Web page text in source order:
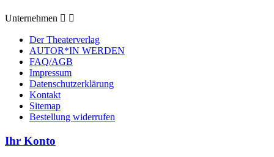
Unternehmen  
Der Theaterverlag
AUTOR*IN WERDEN
FAQ/AGB
Impressum
Datenschutzerklärung
Kontakt
Sitemap
Bestellung widerrufen
Ihr Konto